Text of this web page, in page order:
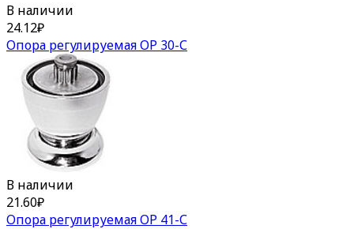
В наличии
24.12₽
Опора регулируемая ОР 30-С
В наличии
21.60₽
Опора регулируемая ОР 41-С